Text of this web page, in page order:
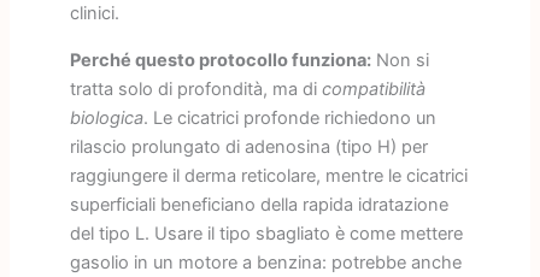
clinici.
Perché questo protocollo funziona:Non si
tratta solo di profondità, ma di compatibilità
biologica. Le cicatrici profonde richiedono un
rilascio prolungato di adenosina (tipo H) per
raggiungere il derma reticolare, mentre le cicatrici
superficiali beneficiano della rapida idratazione
del tipo L. Usare il tipo sbagliato è come mettere
gasolio in un motore a benzina: potrebbe anche